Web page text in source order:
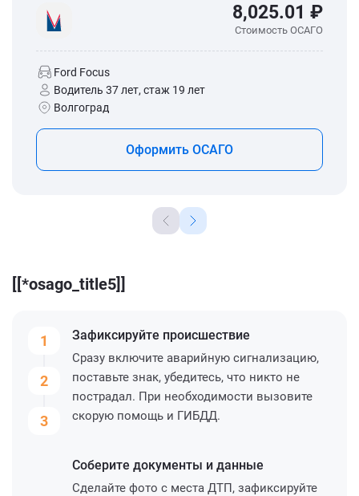
8,025.01 ₽
Стоимость ОСАГО
Ford Focus
Водитель 37 лет, стаж 19 лет
Волгоград
Оформить ОСАГО
[[*osago_title5]]
1
2
3
Зафиксируйте происшествие
Сразу включите аварийную сигнализацию,
поставьте знак, убедитесь, что никто не
пострадал. При необходимости вызовите
скорую помощь и ГИБДД.
Соберите документы и данные
Сделайте фото с места ДТП, зафиксируйте